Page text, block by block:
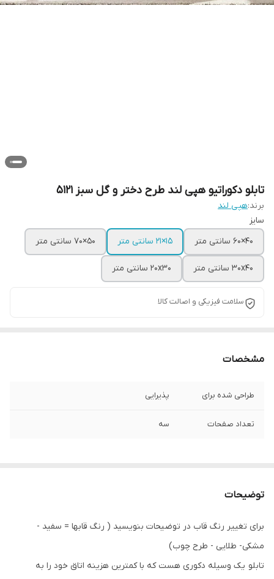
تابلو دکوراتیو هپی لند طرح دختر و گل سبز 5121
برند:هپی لند
سایز
40×60 سانتی متر
15×21 سانتی متر 50×70 سانتی متر
30x40 سانتی متر 20x30 سانتی متر
سلامت فیزیکی و اصالت کالا
مشخصات
طراحی شده برای پذیرایی
تعداد صفحات سه
توضیحات
برای تغییر رنگ قاب در توضیحات بنویسید ( رنگ قابها = سفید -
مشکی- طلایی - طرح چوب)
تابلو یک وسیله دکوری هست که با کمترین هزینه اتاق خود را به